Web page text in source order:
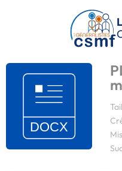
Passer au contenu principal